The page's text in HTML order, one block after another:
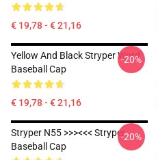
€ 19,78 - € 21,16
Yellow And Black Stryper Word
Baseball Cap
€ 19,78 - € 21,16
-20%
Stryper N55 >>><<< Stryper
Baseball Cap
-20%